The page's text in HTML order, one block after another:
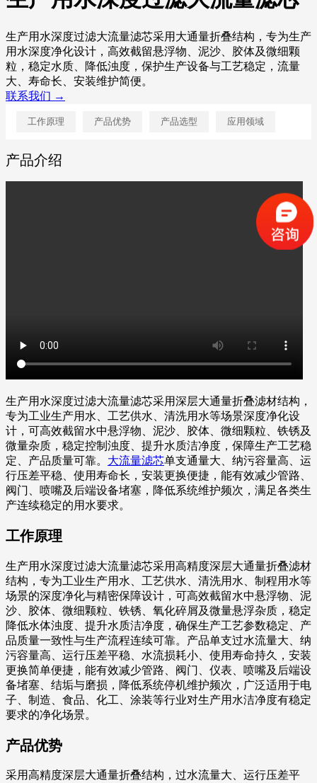
生产用水深度过滤大流量滤芯采用大通量折叠结构，专为生产
用水深度净化设计，高效截留悬浮物、泥沙、胶体及微细颗
粒，稳定水质、降低浊度，保护生产设备与工艺稳定，流量
大、寿命长、安装维护简便。
联系我们 →
工作原理 产品优势 产品选型 应用领域
产品介绍
生产用水深度过滤大流量滤芯采用深层大通量折叠滤材结构，
专为工业生产用水、工艺供水、清洗用水等场景深度净化设
计，可高效截留水中悬浮物、泥沙、胶体、微细颗粒、铁锈及
微量杂质，稳定控制浊度、提升水质洁净度，保障生产工艺稳
定、产品质量可靠。 大流量滤芯单支通量大、纳污容量高、运
行压差平稳、使用寿命长，安装更换便捷，能有效减少管路、
阀门、喷嘴及后端设备堵塞，降低系统维护频次，满足各类生
产连续稳定的用水要求。
工作原理
生产用水深度过滤大流量滤芯采用高精度深层大通量折叠滤材
结构，专为工业生产用水、工艺供水、清洗用水、制程用水等
场景的深度净化与精密保障设计，可高效截留水中悬浮物、泥
沙、胶体、微细颗粒、铁锈、氧化碎屑及微量悬浮杂质，稳定
降低水体浊度、提升水质洁净度，确保生产工艺参数稳定、产
品质量一致性与生产流程连续可靠。产品单支过水流量大、纳
污容量高、运行压差平稳、水流损耗小、使用寿命持久，安装
更换简单便捷，能有效减少管路、阀门、仪表、喷嘴及后端设
备堵塞、结垢与磨损，降低系统停机维护频次，广泛适用于电
子、制造、食品、化工、涂装等行业对生产用水洁净度有稳定
要求的净化场景。
产品优势
采用高精度深层大通量折叠结构，过水流量大、运行压差平